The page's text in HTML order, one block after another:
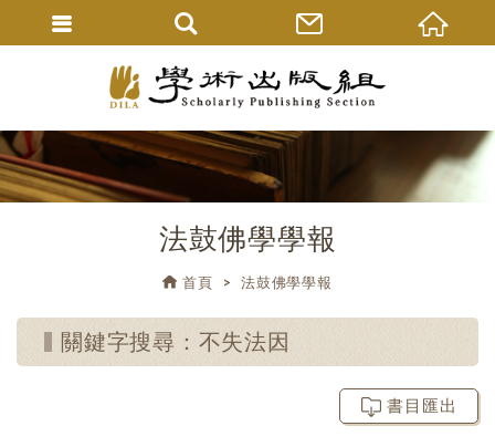
法鼓佛學學報
首頁 法鼓佛學學報
關鍵字搜尋：不失法因
書目匯出